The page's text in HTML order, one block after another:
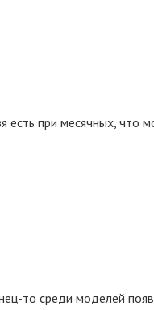
есть при месячных, что
то среди моделей